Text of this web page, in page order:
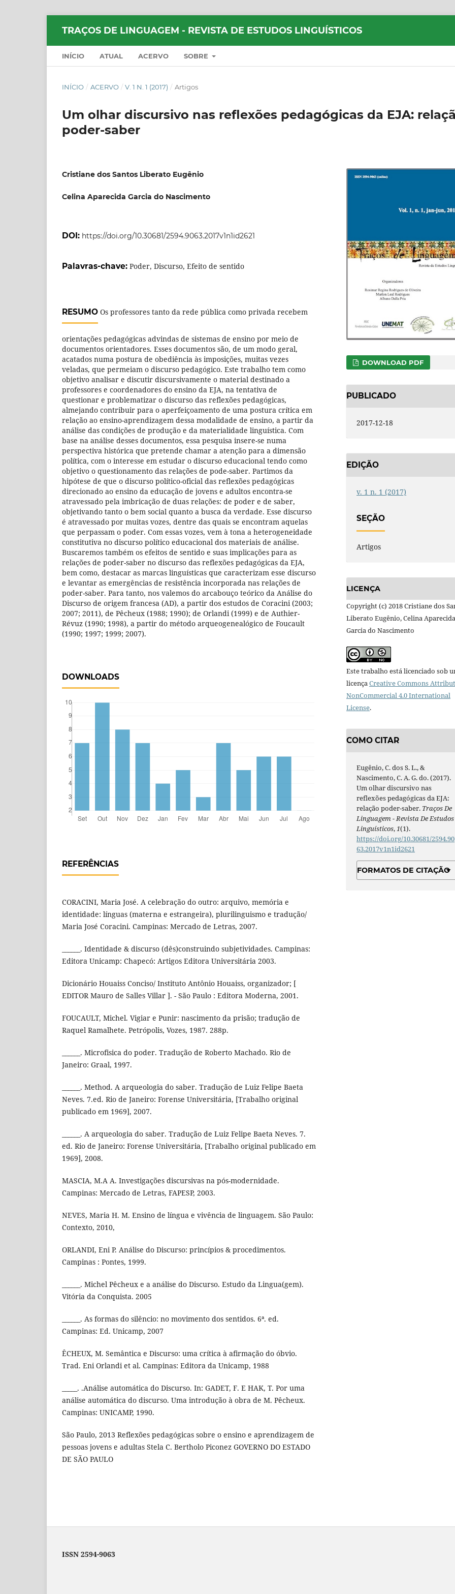
TRAÇOS DE LINGUAGEM - REVISTA DE ESTUDOS LINGUÍSTICOS
INÍCIO ATUAL ACERVO SOBRE
INÍCIO / ACERVO / V. 1 N. 1 (2017) / Artigos
Um olhar discursivo nas reflexões pedagógicas da EJA:
poder-saber
Cristiane dos Santos Liberato Eugênio
Celina Aparecida Garcia do Nascimento
DOI: https://doi.org/10.30681/2594.9063.2017v1n1id2621
Palavras-chave: Poder, Discurso, Efeito de sentido
RESUMO Os professores tanto da rede pública como privada recebem
orientações pedagógicas advindas de sistemas de ensino por meio de
documentos orientadores. Esses documentos são, de um modo geral,
acatados numa postura de obediência às imposições, muitas vezes
veladas, que permeiam o discurso pedagógico. Este trabalho tem como
objetivo analisar e discutir discursivamente o material destinado a
professores e coordenadores do ensino da EJA, na tentativa de
questionar e problematizar o discurso das reflexões pedagógicas,
almejando contribuir para o aperfeiçoamento de uma postura crítica em
relação ao ensino-aprendizagem dessa modalidade de ensino, a partir da
análise das condições de produção e da materialidade linguística. Com
base na análise desses documentos, essa pesquisa insere-se numa
perspectiva histórica que pretende chamar a atenção para a dimensão
política, com o interesse em estudar o discurso educacional tendo como
objetivo o questionamento das relações de pode-saber. Partimos da
hipótese de que o discurso político-oficial das reflexões pedagógicas
direcionado ao ensino da educação de jovens e adultos encontra-se
atravessado pela imbricação de duas relações: de poder e de saber,
objetivando tanto o bem social quanto a busca da verdade. Esse discurso
é atravessado por muitas vozes, dentre das quais se encontram aquelas
que perpassam o poder. Com essas vozes, vem à tona a heterogeneidade
constitutiva no discurso político educacional dos materiais de análise.
Buscaremos também os efeitos de sentido e suas implicações para as
relações de poder-saber no discurso das reflexões pedagógicas da EJA,
bem como, destacar as marcas linguísticas que caracterizam esse discurso
e levantar as emergências de resistência incorporada nas relações de
poder-saber. Para tanto, nos valemos do arcabouço teórico da Análise do
Discurso de origem francesa (AD), a partir dos estudos de Coracini (2003;
2007; 2011), de Pêcheux (1988; 1990); de Orlandi (1999) e de Authier-
Révuz (1990; 1998), a partir do método arqueogenealógico de Foucault
(1990; 1997; 1999; 2007).
DOWNLOADS
REFERÊNCIAS
CORACINI, Maria José. A celebração do outro: arquivo, memória e
identidade: línguas (materna e estrangeira), plurilinguismo e tradução/
Maria José Coracini. Campinas: Mercado de Letras, 2007.
______. Identidade & discurso (dês)construindo subjetividades. Campinas:
Editora Unicamp: Chapecó: Artigos Editora Universitária 2003.
Dicionário Houaiss Conciso/ Instituto Antônio Houaiss, organizador; [
EDITOR Mauro de Salles Villar ]. - São Paulo : Editora Moderna, 2001.
FOUCAULT, Michel. Vigiar e Punir: nascimento da prisão; tradução de
Raquel Ramalhete. Petrópolis, Vozes, 1987. 288p.
______. Microfisica do poder. Tradução de Roberto Machado. Rio de
Janeiro: Graal, 1997.
______. Method. A arqueologia do saber. Tradução de Luiz Felipe Baeta
Neves. 7.ed. Rio de Janeiro: Forense Universitária, [Trabalho original
publicado em 1969], 2007.
______. A arqueologia do saber. Tradução de Luiz Felipe Baeta Neves. 7.
ed. Rio de Janeiro: Forense Universitária, [Trabalho original publicado em
1969], 2008.
MASCIA, M.A A. Investigações discursivas na pós-modernidade.
Campinas: Mercado de Letras, FAPESP, 2003.
NEVES, Maria H. M. Ensino de língua e vivência de linguagem. São Paulo:
Contexto, 2010,
ORLANDI, Eni P. Análise do Discurso: princípios & procedimentos.
Campinas : Pontes, 1999.
______. Michel Pêcheux e a análise do Discurso. Estudo da Lingua(gem).
Vitória da Conquista. 2005
______. As formas do silêncio: no movimento dos sentidos. 6ª. ed.
Campinas: Ed. Unicamp, 2007
ÊCHEUX, M. Semântica e Discurso: uma crítica à afirmação do óbvio.
Trad. Eni Orlandi et al. Campinas: Editora da Unicamp, 1988
_____. .Análise automática do Discurso. In: GADET, F. E HAK, T. Por uma
análise automática do discurso. Uma introdução à obra de M. Pêcheux.
Campinas: UNICAMP, 1990.
São Paulo, 2013 Reflexões pedagógicas sobre o ensino e aprendizagem de
pessoas jovens e adultas Stela C. Bertholo Piconez GOVERNO DO ESTADO
DE SÃO PAULO
DOWNLOAD PDF
PUBLICADO
2017-12-18
EDIÇÃO
v. 1 n. 1 (2017)
SEÇÃO
Artigos
LICENÇA
Copyright (c) 2018 Cristiane dos
Liberato Eugênio, Celina Aparecida
Garcia do Nascimento
Este trabalho está licenciado sob
licençaCreative Commons
NonCommercial 4.0 International
License.
COMO CITAR
Eugênio, C. dos S. L., &
Nascimento, C. A. G. do. (2017).
Um olhar discursivo nas
reflexões pedagógicas da EJA:
relação poder-saber. Traços De
Linguagem - Revista De Estudos
Linguísticos,1(1).
https://doi.org/10.30681/2594.90
63.2017v1n1id2621
FORMATOS DE CITAÇÃO
ISSN 2594-9063